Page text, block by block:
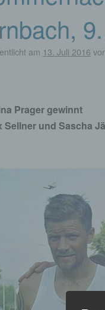
am 13. Juli 2016
Prager gewinnt
Sellner und Sascha